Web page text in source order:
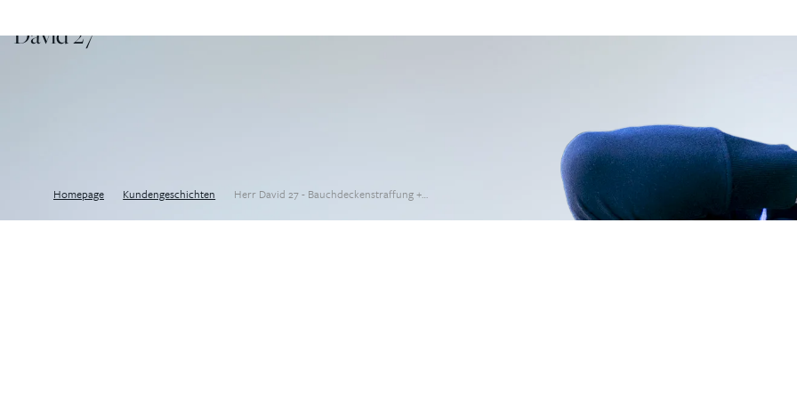
Homepage Kundengeschichten Herr David 27 - Bauchdeckenstraffung +…
David 27